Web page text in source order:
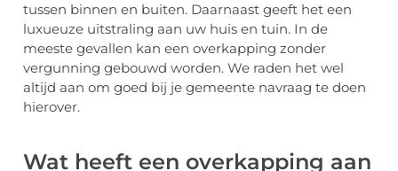
tussen binnen en buiten. Daarnaast geeft het een
luxueuze uitstraling aan uw huis en tuin. In de
meeste gevallen kan een overkapping zonder
vergunning gebouwd worden. We raden het wel
altijd aan om goed bij je gemeente navraag te doen
hierover.
Wat heeft een overkapping aan